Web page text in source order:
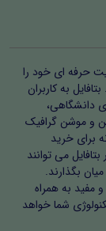
حرفه ای خود را
شهریور ماه ۱۴۰۲ آغاز کرد. بتافایل به کاربران
دانشگاهی،
و موشن گرافیک
برای خرید
می توانند
بگذارند.
مفید به همراه
شما خواهد